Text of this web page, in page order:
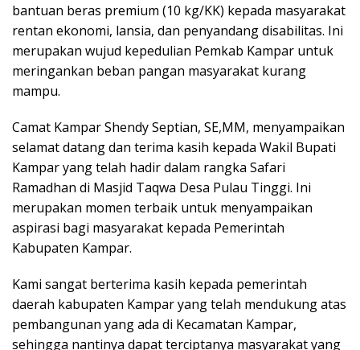
bantuan beras premium (10 kg/KK) kepada masyarakat
rentan ekonomi, lansia, dan penyandang disabilitas. Ini
merupakan wujud kepedulian Pemkab Kampar untuk
meringankan beban pangan masyarakat kurang
mampu.
Camat Kampar Shendy Septian, SE,MM, menyampaikan
selamat datang dan terima kasih kepada Wakil Bupati
Kampar yang telah hadir dalam rangka Safari
Ramadhan di Masjid Taqwa Desa Pulau Tinggi. Ini
merupakan momen terbaik untuk menyampaikan
aspirasi bagi masyarakat kepada Pemerintah
Kabupaten Kampar.
Kami sangat berterima kasih kepada pemerintah
daerah kabupaten Kampar yang telah mendukung atas
pembangunan yang ada di Kecamatan Kampar,
sehingga nantinya dapat terciptanya masyarakat yang